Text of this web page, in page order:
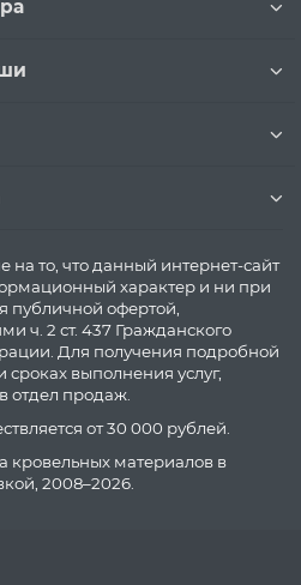
то, что данный интернет-сайт
характер и ни при
публичной офертой,
ч. 2 ст. 437 Гражданского
Для получения подробной
выполнения услуг,
отдел продаж.
от 30 000 рублей.
кровельных материалов в
2008–2026.